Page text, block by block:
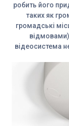
робить його
таких як
громадські
відеосистема